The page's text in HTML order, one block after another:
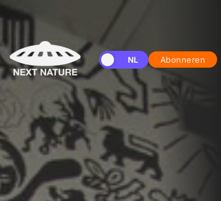
EN NL Abonneren